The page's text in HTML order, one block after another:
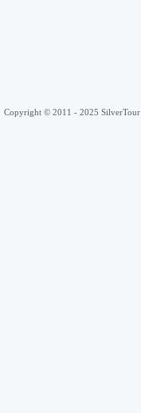
Copyright © 2011 - 2025 SilverTour